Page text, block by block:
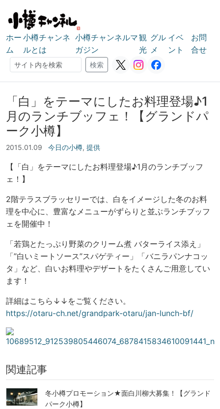
ホー
ム
小樽チャンネ
ルとは
小樽チャンネルマ
ガジン
観
光
グル
メ
イベ
ント
お問
合せ
検索
検索
「白」をテーマにしたお料理登場♪1
月のランチブッフェ！【グランドパ
ーク小樽】
2015.01.09 今日の小樽, 提供
【「白」をテーマにしたお料理登場♪1月のランチブッフ
ェ！】
2階テラスブラッセリーでは、白をイメージした冬のお料
理を中心に、豊富なメニューがずらりと並ぶランチブッフ
ェを開催中！
「若鶏とたっぷり野菜のクリーム煮 バターライス添え」
「”白いミートソース”スパゲティー」「バニラパンナコッ
タ」など、白いお料理やデザートをたくさんご用意してい
ます！
詳細はこちら↓↓をご覧ください。
https://otaru-ch.net/grandpark-otaru/jan-lunch-bf/
関連記事
冬小樽プロモーション★面白川柳大募集！【グランド
パーク小樽】